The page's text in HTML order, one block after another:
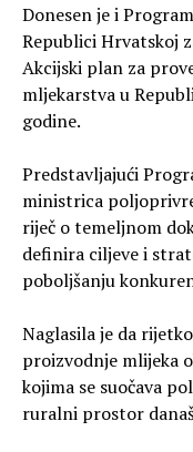
Donesen je i
Republici Hrvatskoj
Akcijski plan za
mljekarstva u
godine.
Predstavljajući
ministrica
riječ o temeljnom
definira ciljeve i
poboljšanju
Naglasila je da
proizvodnje mlijeka
kojima se suočava
ruralni prostor